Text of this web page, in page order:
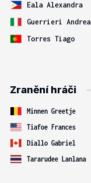
Eala Alexandra
Guerrieri Andrea
Torres Tiago
Zranění hráči
Minnen Greetje
Tiafoe Frances
Diallo Gabriel
Tararudee Lanlana